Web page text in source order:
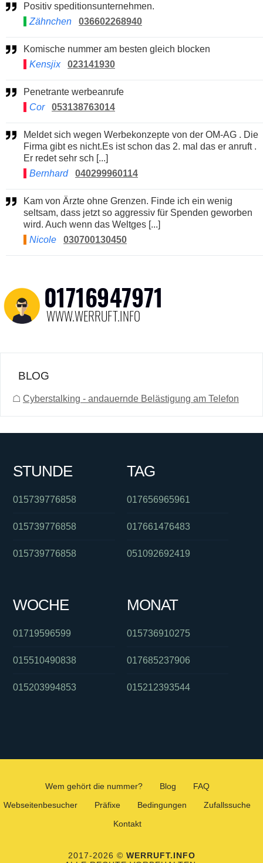
Positiv speditionsunternehmen.
Zähnchen
036602268940
Komische nummer am besten gleich blocken
Kensjix
023141930
Penetrante werbeanrufe
Cor
053138763014
Meldet sich wegen Werbekonzepte von der OM-AG . Die
Firma gibt es nicht.Es ist schon das 2. mal das er anruft .
Er redet sehr sch [...]
Bernhard
040299960114
Kam von Ärzte ohne Grenzen. Finde ich ein wenig
seltsam, dass jetzt so aggressiv für Spenden geworben
wird. Auch wenn das Weltges [...]
Nicole
030700130450
BLOG
☖ Cyberstalking - andauernde Belästigung am Telefon
STUNDE
015739776858
015739776858
015739776858
TAG
017656965961
017661476483
051092692419
WOCHE
01719596599
015510490838
015203994853
MONAT
015736910275
017685237906
015212393544
Wem gehört die nummer? Blog
FAQ
Webseitenbesucher
Präfixe Bedingungen
Zufallssuche
Kontakt
2017-2026 © WERRUFT.INFO